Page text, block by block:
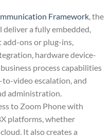
Framework, the
a fully embedded,
ons or plug-ins,
hardware device-
process capabilities
video escalation, and
administration.
to Zoom Phone with
platforms, whether
It also creates a